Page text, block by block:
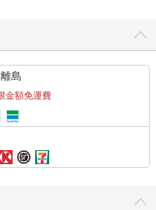
島
金額免運費